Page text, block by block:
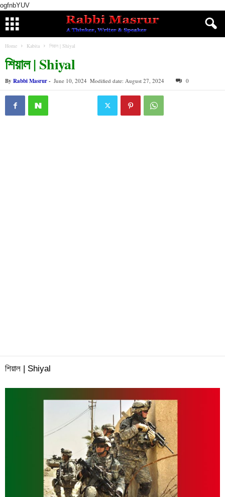
ogfnbYUV
Home Kabita শিয়াল | Shiyal
শিয়াল | Shiyal
By Rabbi Masrur- June 10, 2024 Modified date: August 27, 2024 0
শিয়াল | Shiyal